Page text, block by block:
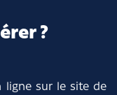
?
ligne sur le site de